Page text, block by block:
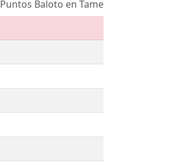
Puntos Baloto en Tame